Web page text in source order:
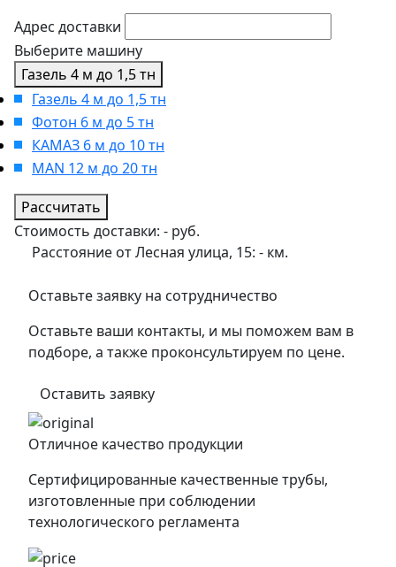
Адрес доставки
Выберите машину
Газель 4 м до 1,5 тн
Газель 4 м до 1,5 тн
Фотон 6 м до 5 тн
КАМАЗ 6 м до 10 тн
MAN 12 м до 20 тн
Рассчитать
Стоимость доставки: - руб.
Расстояние от Лесная улица, 15: - км.
Оставьте заявку на сотрудничество
Оставьте ваши контакты, и мы поможем вам в
подборе, а также проконсультируем по цене.
Оставить заявку
Отличное качество продукции
Сертифицированные качественные трубы,
изготовленные при соблюдении
технологического регламента